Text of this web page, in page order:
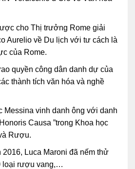
cho Thị trưởng Rome giải
Aurelio về Du lịch với tư cách là
của Rome.
quyền công dân danh dự của
thành tích văn hóa và nghề
Messina vinh danh ông với danh
Causa ”trong Khoa học
Rượu.
Luca Maroni đã nếm thử
loại rượu vang,…